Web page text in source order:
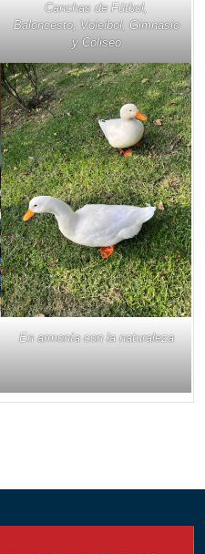
Canchas de Fútbol,
Baloncesto, Voleibol, Gimnasio
y Coliseo
En armonía con la naturaleza